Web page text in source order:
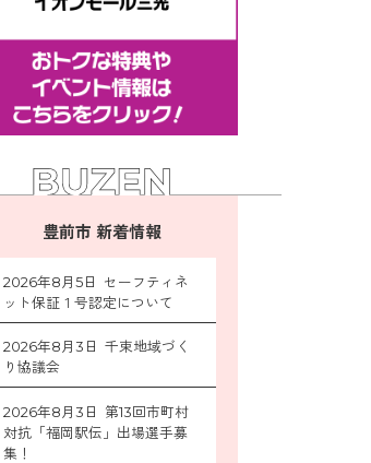
豊前市 新着情報
2026年8月5日 セーフティネ
ット保証１号認定について
2026年8月3日 千束地域づく
り協議会
2026年8月3日 第13回市町村
対抗「福岡駅伝」出場選手募
集！